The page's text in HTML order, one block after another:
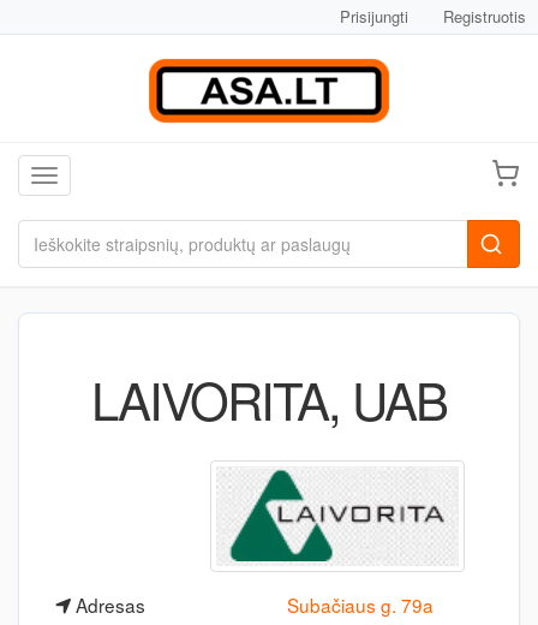
Prisijungti Registruotis
Toggle navigation
LAIVORITA, UAB
Adresas
Subačiaus g. 79a